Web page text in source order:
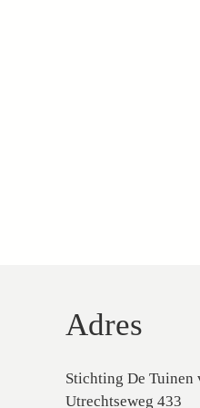
Adres
Stichting De Tuinen
Utrechtseweg 433